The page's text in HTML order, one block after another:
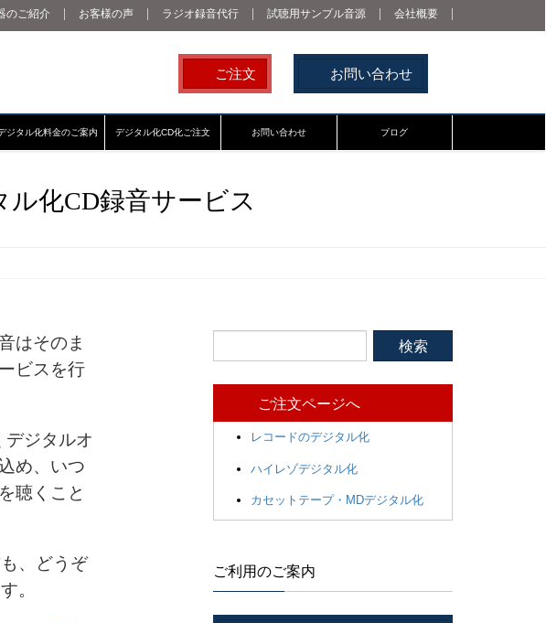
のご紹介 お客様の声 ラジオ録音代行 試聴用サンプル音源 会社概要
ご注文 お問い合わせ
ジタル化料金のご案内 デジタル化CD化ご注文 お問い合わせ ブログ
化CD録音サービス
はそのま
ビスを行
ジタルオ
め、いつ
聴くこと
、どうぞ
。
ご注文ページへ
レコードのデジタル化
ハイレゾデジタル化
カセットテープ・MDデジタル化
ご利用のご案内